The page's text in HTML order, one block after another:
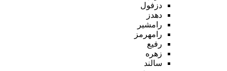
دزفول
دهدز
رامشیر
رامهرمز
رفیع
زهره
سالند